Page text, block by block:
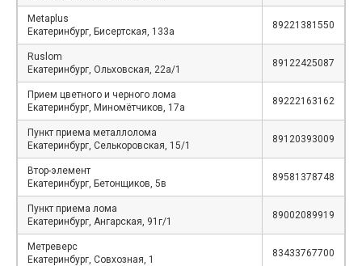
Metaplus
Екатеринбург, Бисертская, 133а
89221381550
Ruslom
Екатеринбург, Ольховская, 22а/1
89122425087
Прием цветного и черного лома
Екатеринбург, Миномётчиков, 17а
89222163162
Пункт приема металлолома
Екатеринбург, Селькоровская, 15/1
89120393009
Втор-элемент
Екатеринбург, Бетонщиков, 5в
89581378748
Пункт приема лома
Екатеринбург, Ангарская, 91г/1
89002089919
Метреверс
Екатеринбург, Совхозная, 1
83433767700